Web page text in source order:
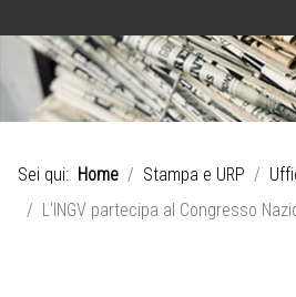
Sei qui: Home Stampa e URP
L’INGV partecipa al Congresso